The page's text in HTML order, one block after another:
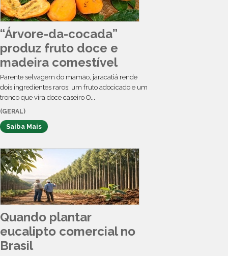
“Árvore-da-cocada”
produz fruto doce e
madeira comestível
Parente selvagem do mamão, jaracatiá rende
dois ingredientes raros: um fruto adocicado e um
tronco que vira doce caseiro O...
(GERAL)
Saiba Mais
Quando plantar
eucalipto comercial no
Brasil